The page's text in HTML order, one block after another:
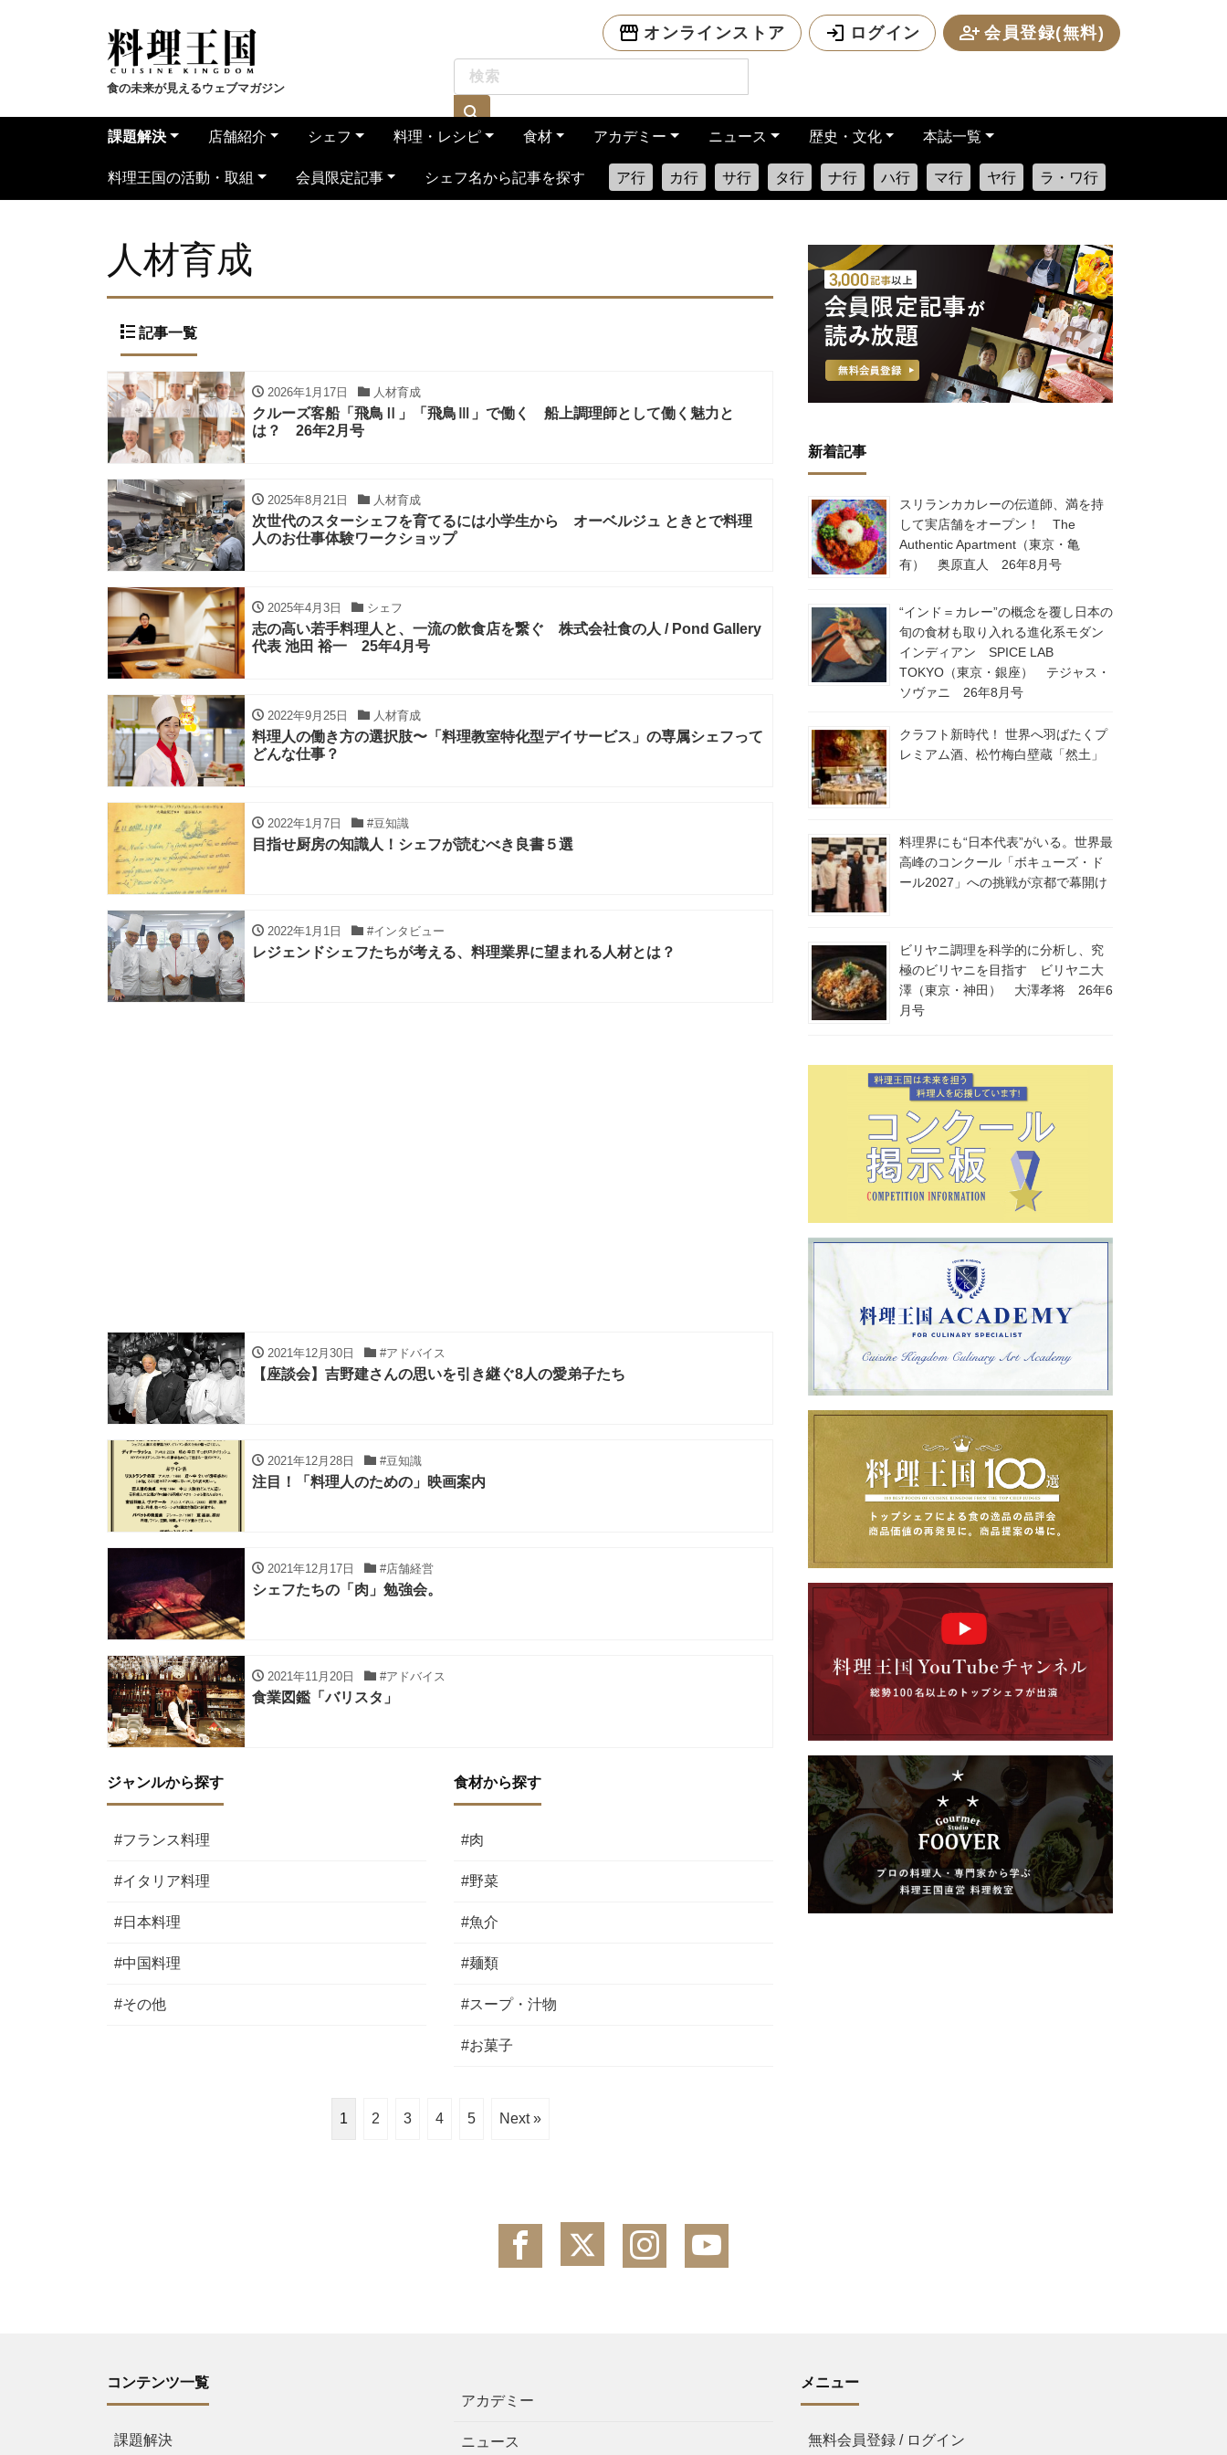
食の未来が見えるウェブマガジン
オンラインストア ログイン 会員登録(無料)
課題解決 店舗紹介 シェフ 料理・レシピ 食材 アカデミー ニュース 歴史・文化 本誌一覧
料理王国の活動・取組 会員限定記事 シェフ名から記事を探す ア行 カ行 サ行 タ行 ナ行 ハ行 マ行 ヤ行 ラ・ワ行
人材育成
記事一覧
2026年1月17日 人材育成
クルーズ客船「飛鳥Ⅱ」「飛鳥Ⅲ」で働く 船上調理師として働く魅力と
は？ 26年2月号
2025年8月21日 人材育成
次世代のスターシェフを育てるには小学生から オーベルジュ ときとで料理
人のお仕事体験ワークショップ
2025年4月3日 シェフ
志の高い若手料理人と、一流の飲食店を繋ぐ 株式会社食の人 / Pond Gallery
代表 池田 裕一 25年4月号
2022年9月25日 人材育成
料理人の働き方の選択肢〜「料理教室特化型デイサービス」の専属シェフって
どんな仕事？
2022年1月7日 #豆知識
目指せ厨房の知識人！シェフが読むべき良書５選
2022年1月1日 #インタビュー
レジェンドシェフたちが考える、料理業界に望まれる人材とは？
2021年12月30日 #アドバイス
【座談会】吉野建さんの思いを引き継ぐ8人の愛弟子たち
2021年12月28日 #豆知識
注目！「料理人のための」映画案内
2021年12月17日 #店舗経営
シェフたちの「肉」勉強会。
2021年11月20日 #アドバイス
食業図鑑「バリスタ」
ジャンルから探す
#フランス料理
#イタリア料理
#日本料理
#中国料理
#その他
食材から探す
#肉
#野菜
#魚介
#麺類
#スープ・汁物
#お菓子
1 2 3 4 5 Next »
新着記事
スリランカカレーの伝道師、満を持
して実店舗をオープン！ The
Authentic Apartment（東京・亀
有） 奥原直人 26年8月号
“インド＝カレー”の概念を覆し日本の
旬の食材も取り入れる進化系モダン
インディアン SPICE LAB
TOKYO（東京・銀座） テジャス・
ソヴァニ 26年8月号
クラフト新時代！ 世界へ羽ばたくプ
レミアム酒、松竹梅白壁蔵「然土」
料理界にも“日本代表”がいる。世界最
高峰のコンクール「ボキューズ・ド
ール2027」への挑戦が京都で幕開け
ビリヤニ調理を科学的に分析し、究
極のビリヤニを目指す ビリヤニ大
澤（東京・神田） 大澤孝将 26年6
月号
コンテンツ一覧
課題解決
アカデミー
ニュース
メニュー
無料会員登録 / ログイン